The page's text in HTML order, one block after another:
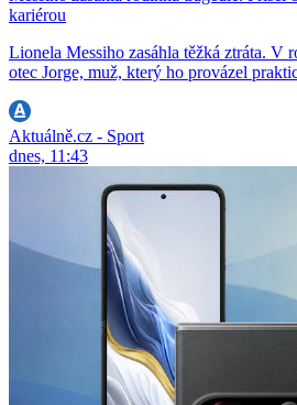
kariérou
Lionela Messiho zasáhla těžká ztráta. V
otec Jorge, muž, který ho provázel
Aktuálně.cz - Sport
dnes, 11:43